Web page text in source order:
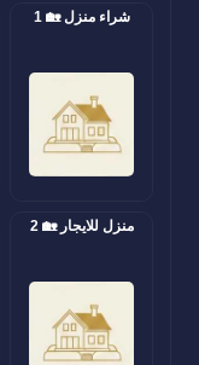
شراء منزل 🏡 1
منزل للايجار 🏡 2